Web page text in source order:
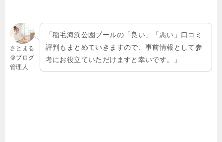
さとまる
＠ブログ
管理人
「稲毛海浜公園プールの「良い」「悪い」口コミ
評判もまとめていきますので、事前情報として参
考にお役立ていただけますと幸いです。」